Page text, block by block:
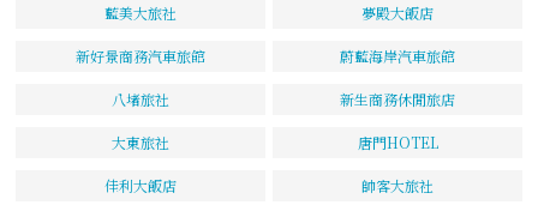
藍美大旅社 夢殿大飯店
新好景商務汽車旅館 蔚藍海岸汽車旅館
八堵旅社 新生商務休閒旅店
大東旅社 唐門HOTEL
佳利大飯店 帥客大旅社